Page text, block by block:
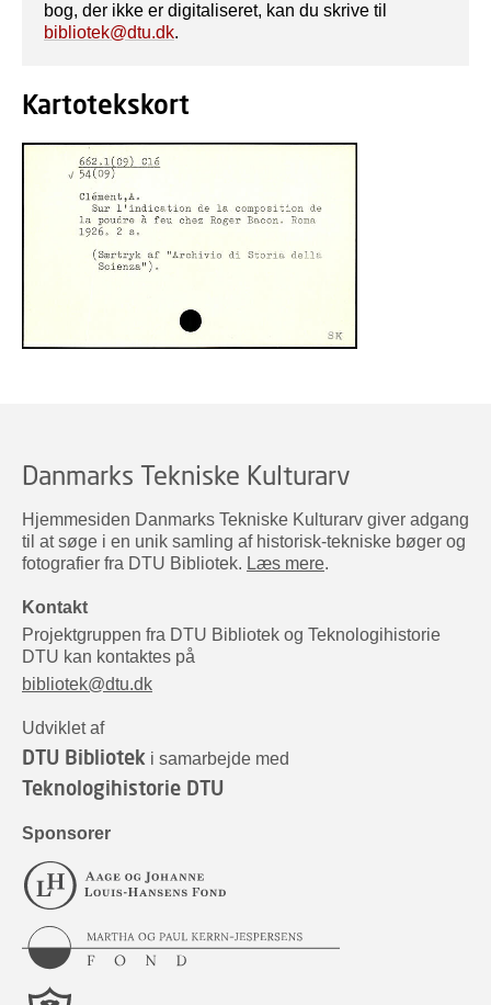
bog, der ikke er digitaliseret, kan du skrive til
bibliotek@dtu.dk.
Kartotekskort
Danmarks Tekniske Kulturarv
Hjemmesiden Danmarks Tekniske Kulturarv giver adgang
til at søge i en unik samling af historisk-tekniske bøger og
fotografier fra DTU Bibliotek. Læs mere.
Kontakt
Projektgruppen fra DTU Bibliotek og Teknologihistorie
DTU kan kontaktes på
bibliotek@dtu.dk
Udviklet af
DTU Bibliotek i samarbejde med
Teknologihistorie DTU
Sponsorer